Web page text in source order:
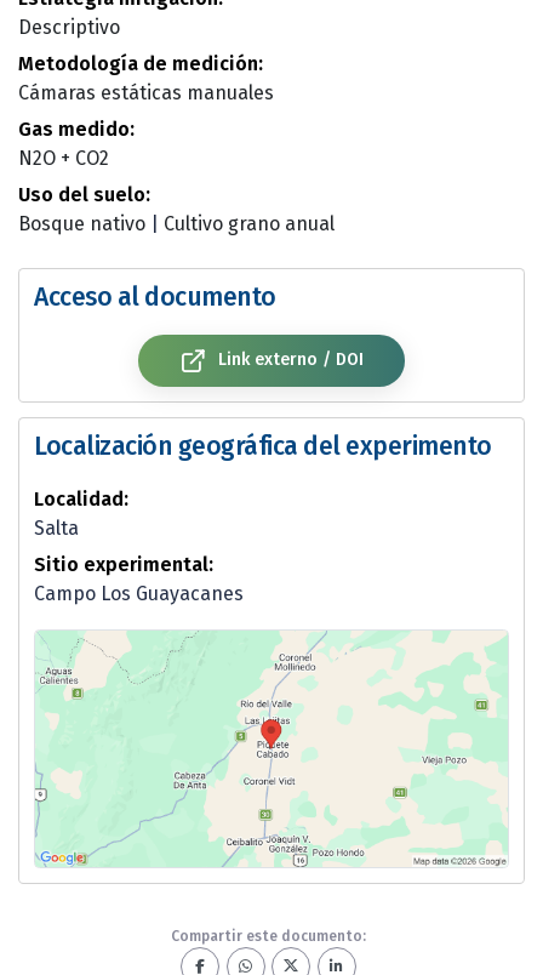
Descriptivo
Metodología de medición:
Cámaras estáticas manuales
Gas medido:
N2O + CO2
Uso del suelo:
Bosque nativo
Cultivo grano anual
Acceso al documento
Link externo / DOI
Localización geográfica del experimento
Localidad:
Salta
Sitio experimental:
Campo Los Guayacanes
Compartir este documento: